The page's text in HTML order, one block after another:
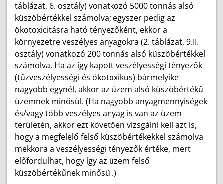
táblázat, 6. osztály) vonatkozó 5000 tonnás alsó
küszöbértékkel számolva; egyszer pedig az
ökotoxicitásra ható tényezőként, ekkor a
környezetre veszélyes anyagokra (2. táblázat, 9.II.
osztály) vonatkozó 200 tonnás alsó küszöbértékkel
számolva. Ha az így kapott veszélyességi tényezők
(tűzveszélyességi és ökotoxikus) bármelyike
nagyobb egynél, akkor az üzem alsó küszöbértékű
üzemnek minősül. (Ha nagyobb anyagmennyiségek
és/vagy több veszélyes anyag is van az üzem
területén, akkor ezt követően vizsgálni kell azt is,
hogy a megfelelő felső küszöbértékekkel számolva
mekkora a veszélyességi tényezők értéke, mert
előfordulhat, hogy így az üzem felső
küszöbértékűnek minősül.)